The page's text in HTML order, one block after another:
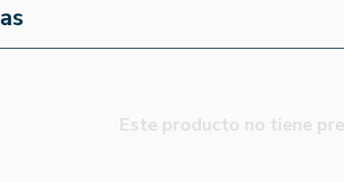
Este producto no tiene